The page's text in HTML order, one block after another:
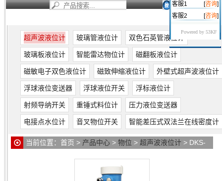
超声波液位计 玻璃管液位计 双色石英管液位计
玻璃板液位计 智能雷达物位计 磁翻板液位计
磁敏电子双色液位计 磁致伸缩液位计 外壁式超声波液位计
浮球液位变送器 浮球液位开关 浮标液位计
射频导纳开关 重锤式料位计 压力液位变送器
电接点水位计 音叉物位开关 智能差压式双法兰在线密度计
当前位置： 首页 > 产品中心 > 物位 > 超声波液位计 > DKS-
客服1
[咨询]
客服2
[咨询]
Powered by 53KF